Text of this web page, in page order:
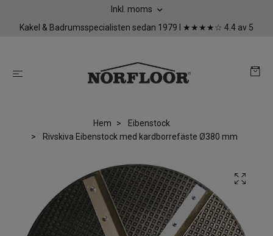
Inkl. moms
Kakel & Badrumsspecialisten sedan 1979 I ★★★★☆ 4.4 av 5
Hem
Eibenstock
Rivskiva Eibenstock med kardborrefäste Ø380 mm